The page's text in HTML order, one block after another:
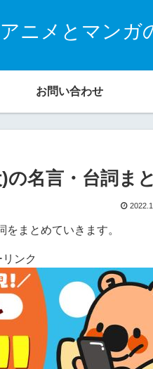
アニメとマンガ
お問い合わせ
の名言・台詞ま
まとめていきます。
ンク